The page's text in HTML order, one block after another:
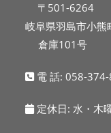
〒501-6264
岐阜県羽島市小
倉庫101号
電 話:058-
定休日: 水・木